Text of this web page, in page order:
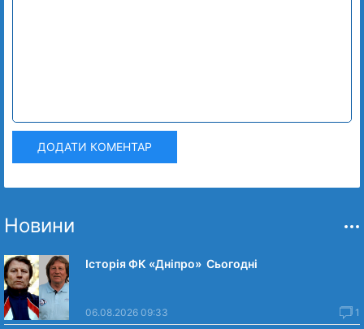
ДОДАТИ КОМЕНТАР
Новини
Історія ФК «Дніпро» Сьогодні
06.08.2026 09:33 1